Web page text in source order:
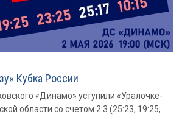
Кубка России
«Динамо» уступили «Уралочке-
области со счетом 2:3 (25:23, 19:25,